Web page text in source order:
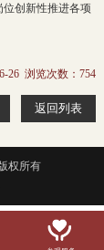
创新性推进各项
26 浏览次数：754
返回列表
权所有